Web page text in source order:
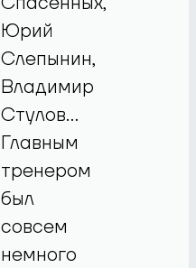
Юрий
Слепынин,
Владимир
Стулов…
Главным
тренером
был
совсем
немного